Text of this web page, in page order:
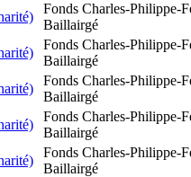
Fonds Charles-Philippe-
Baillairgé
Fonds Charles-Philippe-
Baillairgé
Fonds Charles-Philippe-
Baillairgé
Fonds Charles-Philippe-
Baillairgé
Fonds Charles-Philippe-
Baillairgé